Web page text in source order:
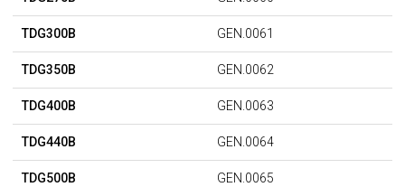
TDG300B GEN.0061
TDG350B GEN.0062
TDG400B GEN.0063
TDG440B GEN.0064
TDG500B GEN.0065